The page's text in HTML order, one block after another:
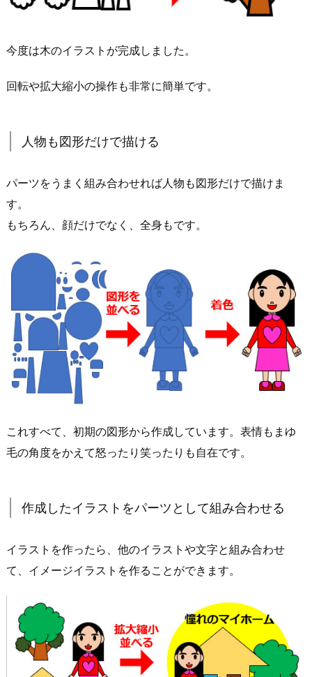
今度は木のイラストが完成しました。
回転や拡大縮小の操作も非常に簡単です。
人物も図形だけで描ける
パーツをうまく組み合わせれば人物も図形だけで描けま
す。
もちろん、顔だけでなく、全身もです。
これすべて、初期の図形から作成しています。表情もまゆ
毛の角度をかえて怒ったり笑ったりも自在です。
作成したイラストをパーツとして組み合わせる
イラストを作ったら、他のイラストや文字と組み合わせ
て、イメージイラストを作ることができます。